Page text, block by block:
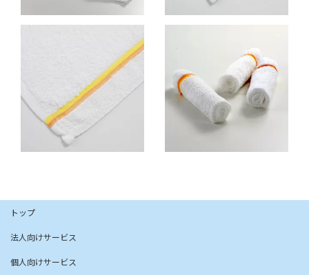
トップ
法人向けサービス
個人向けサービス